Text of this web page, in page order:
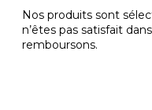
Nos produits sont
n’êtes pas satisfait
remboursons.